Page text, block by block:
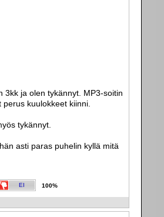
3kk ja olen tykännyt. MP3-soitin
kuulokkeet kiinni.
tykännyt.
asti paras puhelin kyllä mitä
EI 100%